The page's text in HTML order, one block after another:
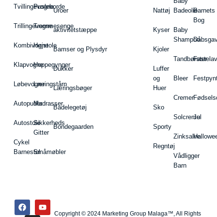
Tvillingevogne
Trillingevogne
Kombivogne
Klapvogne
Løbevogne
Autopuder
Autostole
Cykel
Barnestol
Pusleborde
Tremmesenge
Højstole
Hoppegynger
Læringstårn
Madrasser
Sikkerheds
Gitter
Småmøbler
Uroer
aktivitetstæppe
Bamser og Plysdyr
Dukker
Læringsbøger
Badelegetøj
Bondegaarden
Nattøj
Kyser
Kjoler
Luffer
og
Huer
Sko
Sporty
Regntøj
Badeolie
Baby
Shampoo
Tandbørster
Bleer
Cremer
Solcreme
Zinksalve
Vådligger
Barn
Barnets
Bog
Jul
Copyright © 2024 Marketing Group Malaga™, All Rights